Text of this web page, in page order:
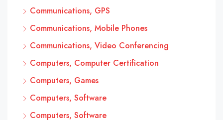
Communications, GPS
Communications, Mobile Phones
Communications, Video Conferencing
Computers, Computer Certification
Computers, Games
Computers, Software
Computers, Software